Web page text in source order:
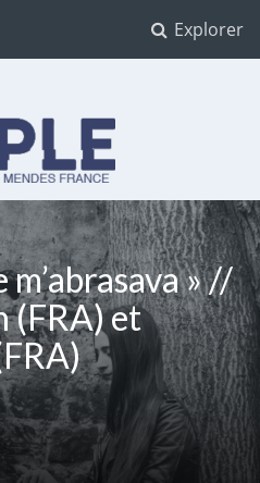
Explorer
France
m’abrasava » //
(FRA) et